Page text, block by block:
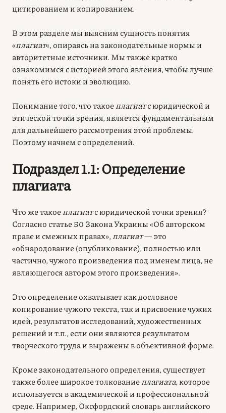
цитированием и копированием.
В этом разделе мы выясним сущность понятия
«плагиат«, опираясь на законодательные нормы и
авторитетные источники. Мы также кратко
ознакомимся с историей этого явления, чтобы лучше
понять его истоки и эволюцию.
Понимание того, что такое плагиатс юридической и
этической точки зрения, является фундаментальным
для дальнейшего рассмотрения этой проблемы.
Поэтому начнем с определений.
Подраздел 1.1: Определение
плагиата
Что же такое плагиатс юридической точки зрения?
Согласно статье 50 Закона Украины «Об авторском
праве и смежных правах», плагиат— это
«обнародование (опубликование), полностью или
частично, чужого произведения под именем лица, не
являющегося автором этого произведения».
Это определение охватывает как дословное
копирование чужого текста, так и присвоение чужих
идей, результатов исследований, художественных
решений и т.п., если они являются результатом
творческого труда и выражены в объективной форме.
Кроме законодательного определения, существует
также более широкое толкование плагиата, которое
используется в академической и профессиональной
среде. Например, Оксфордский словарь английского